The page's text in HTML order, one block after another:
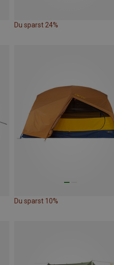
Du sparst 24%
Du sparst 10%